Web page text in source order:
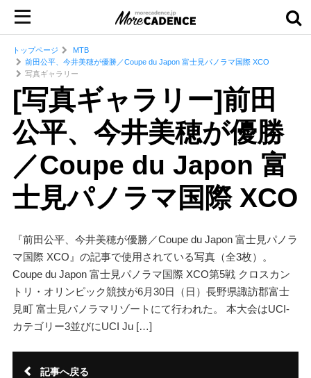
トップページ
MTB
前田公平、今井美穂が優勝／Coupe du Japon 富士見パノラマ国際 XCO
写真ギャラリー
[写真ギャラリー]前田
公平、今井美穂が優勝
／Coupe du Japon 富
士見パノラマ国際 XCO
『前田公平、今井美穂が優勝／Coupe du Japon 富士見パノラ
マ国際 XCO』の記事で使用されている写真（全3枚）。
Coupe du Japon 富士見パノラマ国際 XCO第5戦 クロスカン
トリ・オリンピック競技が6月30日（日）長野県諏訪郡富士
見町 富士見パノラマリゾートにて行われた。 本大会はUCI-
カテゴリー3並びにUCI Ju […]
記事へ戻る